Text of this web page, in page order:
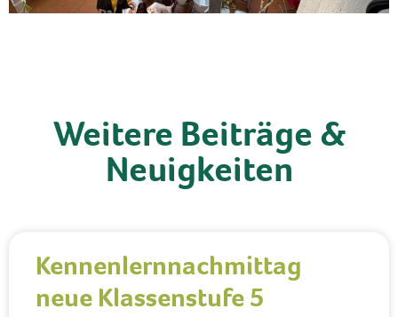
Weitere Beiträge &
Neuigkeiten
Kennenlernnachmittag
neue Klassenstufe 5